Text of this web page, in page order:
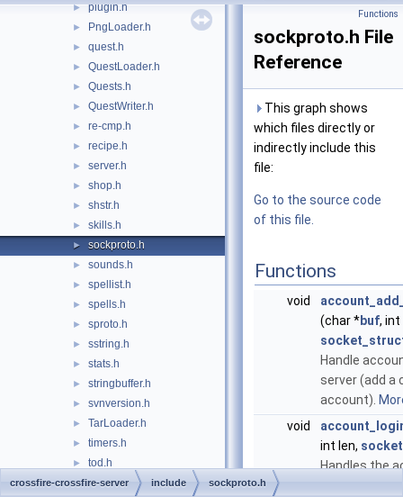
► plugin.h
► PngLoader.h
► quest.h
► QuestLoader.h
► Quests.h
► QuestWriter.h
► re-cmp.h
► recipe.h
► server.h
► shop.h
► shstr.h
► skills.h
► sockproto.h
► sounds.h
► spellist.h
► spells.h
► sproto.h
► sstring.h
► stats.h
► stringbuffer.h
► svnversion.h
► TarLoader.h
► timers.h
► tod.h
► treasure.h
Functions
sockproto.h File
Reference
This graph shows
which files directly or
indirectly include this
file:
Go to the source code
of this file.
Functions
void
(char *buf, int
Handle
server (add a
account).
void
int len,
Handles the
crossfire-crossfire-server include sockproto.h